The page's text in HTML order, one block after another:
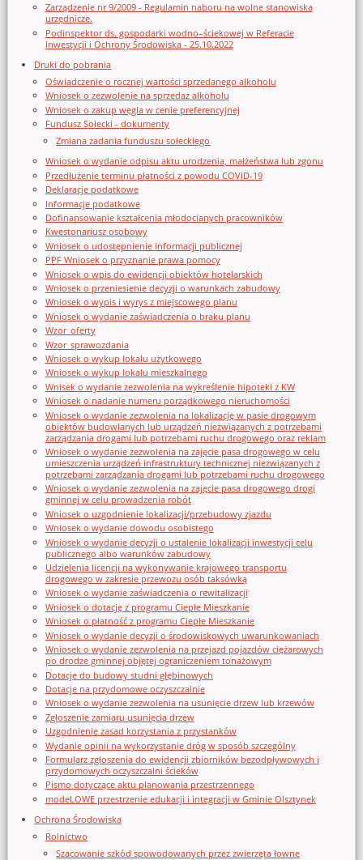
Zarządzenie nr 9/2009 - Regulamin naboru na wolne stanowiska
urzędnicze.
Podinspektor ds. gospodarki wodno–ściekowej w Referacie
Inwestycji i Ochrony Środowiska - 25.10.2022
Druki do pobrania
Oświadczenie o rocznej wartości sprzedanego alkoholu
Wniosek o zezwolenie na sprzedaz alkoholu
Wniosek o zakup węgla w cenie preferencyjnej
Fundusz Sołecki - dokumenty
Zmiana zadania funduszu sołeckiego
Wniosek o wydanie odpisu aktu urodzenia, małżeństwa lub zgonu
Przedłużenie terminu płatności z powodu COVID-19
Deklaracje podatkowe
Informacje podatkowe
Dofinansowanie kształcenia młodocianych pracowników
Kwestonariusz osobowy
Wniosek o udostępnienie informacji publicznej
PPF Wniosek o przyznanie prawa pomocy
Wniosek o wpis do ewidencji obiektów hotelarskich
Wniosek o przeniesienie decyzji o warunkach zabudowy
Wniosek o wypis i wyrys z miejscowego planu
Wniosek o wydanie zaświadczenia o braku planu
Wzor_oferty
Wzor_sprawozdania
Wniosek o wykup lokalu użytkowego
Wniosek o wykup lokalu mieszkalnego
Wnisek o wydanie zezwolenia na wykreślenie hipoteki z KW
Wniosek o nadanie numeru porządkowego nieruchomości
Wniosek o wydanie zezwolenia na lokalizację w pasie drogowym
obiektów budowlanych lub urządzeń niezwiązanych z potrzebami
zarządzania drogami lub potrzebami ruchu drogowego oraz reklam
Wniosek o wydanie zezwolenia na zajęcie pasa drogowego w celu
umieszczenia urządzeń infrastruktury technicznej niezwiązanych z
potrzebami zarządzania drogami lub potrzebami ruchu drogowego
Wniosek o wydanie zezwolenia na zajęcie pasa drogowego drogi
gminnej w celu prowadzenia robót
Wniosek o uzgodnienie lokalizacji/przebudowy zjazdu
Wniosek o wydanie dowodu osobistego
Wniosek o wydanie decyzji o ustalenie lokalizacji inwestycji celu
publicznego albo warunków zabudowy
Udzielenia licencji na wykonywanie krajowego transportu
drogowego w zakresie przewozu osób taksówką
Wniosek o wydanie zaświadczenia o rewitalizacji
Wniosek o dotację z programu Ciepłe Mieszkanie
Wniosek o płatność z programu Ciepłe Mieszkanie
Wniosek o wydanie decyzji o środowiskowych uwarunkowaniach
Wniosek o wydanie zezwolenia na przejazd pojazdów ciężarowych
po drodze gminnej objętej ograniczeniem tonażowym
Dotacje do budowy studni głębinowych
Dotacje na przydomowe oczyszczalnie
Wniosek o wydanie zezwolenia na usunięcie drzew lub krzewów
Zgłoszenie zamiaru usunięcia drzew
Uzgodnienie zasad korzystania z przystanków
Wydanie opinii na wykorzystanie dróg w sposób szczególny
Formularz zgłoszenia do ewidencji zbiorników bezodpływowych i
przydomowych oczyszczalni ścieków
Pismo dotyczące aktu planowania przestrzennego
modeLOWE przestrzenie edukacji i integracji w Gminie Olsztynek
Ochrona Środowiska
Rolnictwo
Szacowanie szkód spowodowanych przez zwierzęta łowne